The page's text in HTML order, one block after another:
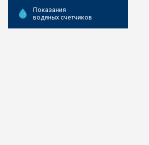
Показания
водяных счетчиков